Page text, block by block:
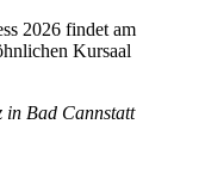
2026 findet am
Kursaal
in Bad Cannstatt